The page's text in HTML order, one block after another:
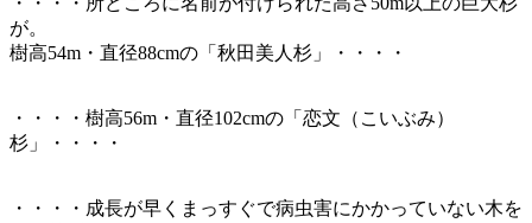
が。
樹高54m・直径88cmの「秋田美人杉」・・・・
・・・・樹高56m・直径102cmの「恋文（こいぶみ）
杉」・・・・
・・・・成長が早くまっすぐで病虫害にかかっていない木を